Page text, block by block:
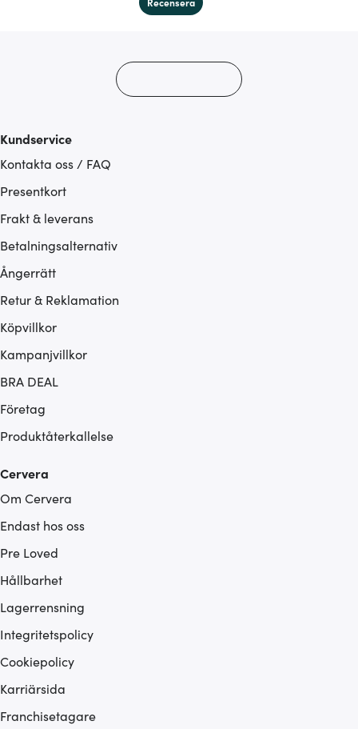
Kundservice
Kontakta oss / FAQ
Presentkort
Frakt & leverans
Betalningsalternativ
Ångerrätt
Retur & Reklamation
Köpvillkor
Kampanjvillkor
BRA DEAL
Företag
Produktåterkallelse
Cervera
Om Cervera
Endast hos oss
Pre Loved
Hållbarhet
Lagerrensning
Integritetspolicy
Cookiepolicy
Karriärsida
Franchisetagare